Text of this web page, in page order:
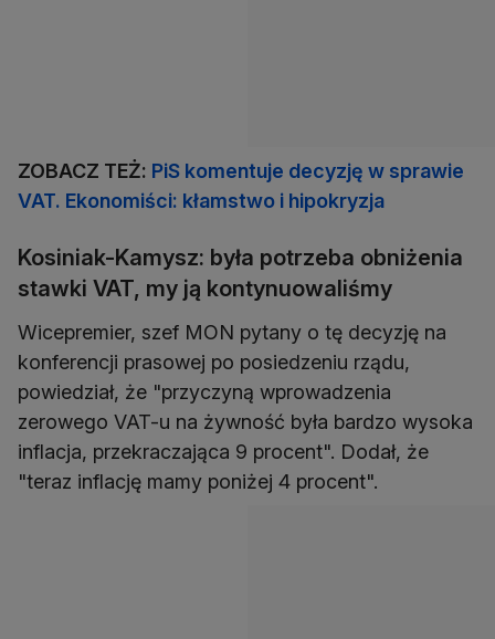
ZOBACZ TEŻ: PiS komentuje decyzję w sprawie
VAT. Ekonomiści: kłamstwo i hipokryzja
Kosiniak-Kamysz: była potrzeba obniżenia
stawki VAT, my ją kontynuowaliśmy
Wicepremier, szef MON pytany o tę decyzję na
konferencji prasowej po posiedzeniu rządu,
powiedział, że "przyczyną wprowadzenia
zerowego VAT-u na żywność była bardzo wysoka
inflacja, przekraczająca 9 procent". Dodał, że
"teraz inflację mamy poniżej 4 procent".